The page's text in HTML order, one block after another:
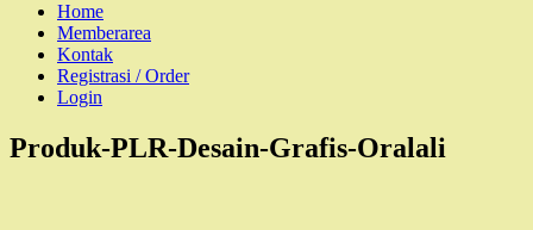
Home
Memberarea
Kontak
Registrasi / Order
Login
Produk-PLR-Desain-Grafis-Oralali